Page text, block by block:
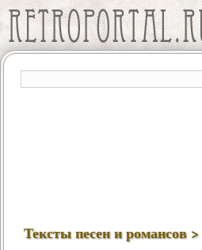
Тексты песен и романсов >